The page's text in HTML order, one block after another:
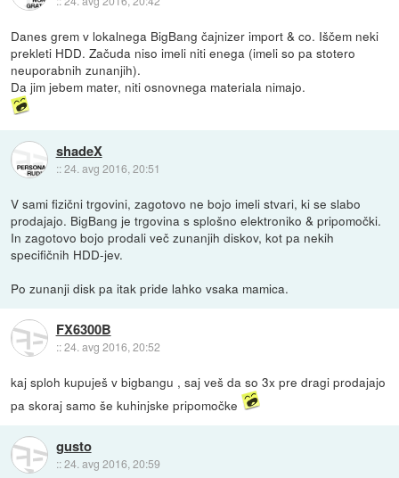
Danes grem v lokalnega BigBang čajnizer import & co. Iščem neki
prekleti HDD. Začuda niso imeli niti enega (imeli so pa stotero
neuporabnih zunanjih).
Da jim jebem mater, niti osnovnega materiala nimajo.
shadeX
::24. avg 2016, 20:51
V sami fizični trgovini, zagotovo ne bojo imeli stvari, ki se slabo
prodajajo. BigBang je trgovina s splošno elektroniko & pripomočki.
In zagotovo bojo prodali več zunanjih diskov, kot pa nekih
specifičnih HDD-jev.
Po zunanji disk pa itak pride lahko vsaka mamica.
FX6300B
::24. avg 2016, 20:52
kaj sploh kupuješ v bigbangu , saj veš da so 3x pre dragi prodajajo
pa skoraj samo še kuhinjske pripomočke
gusto
::24. avg 2016, 20:59